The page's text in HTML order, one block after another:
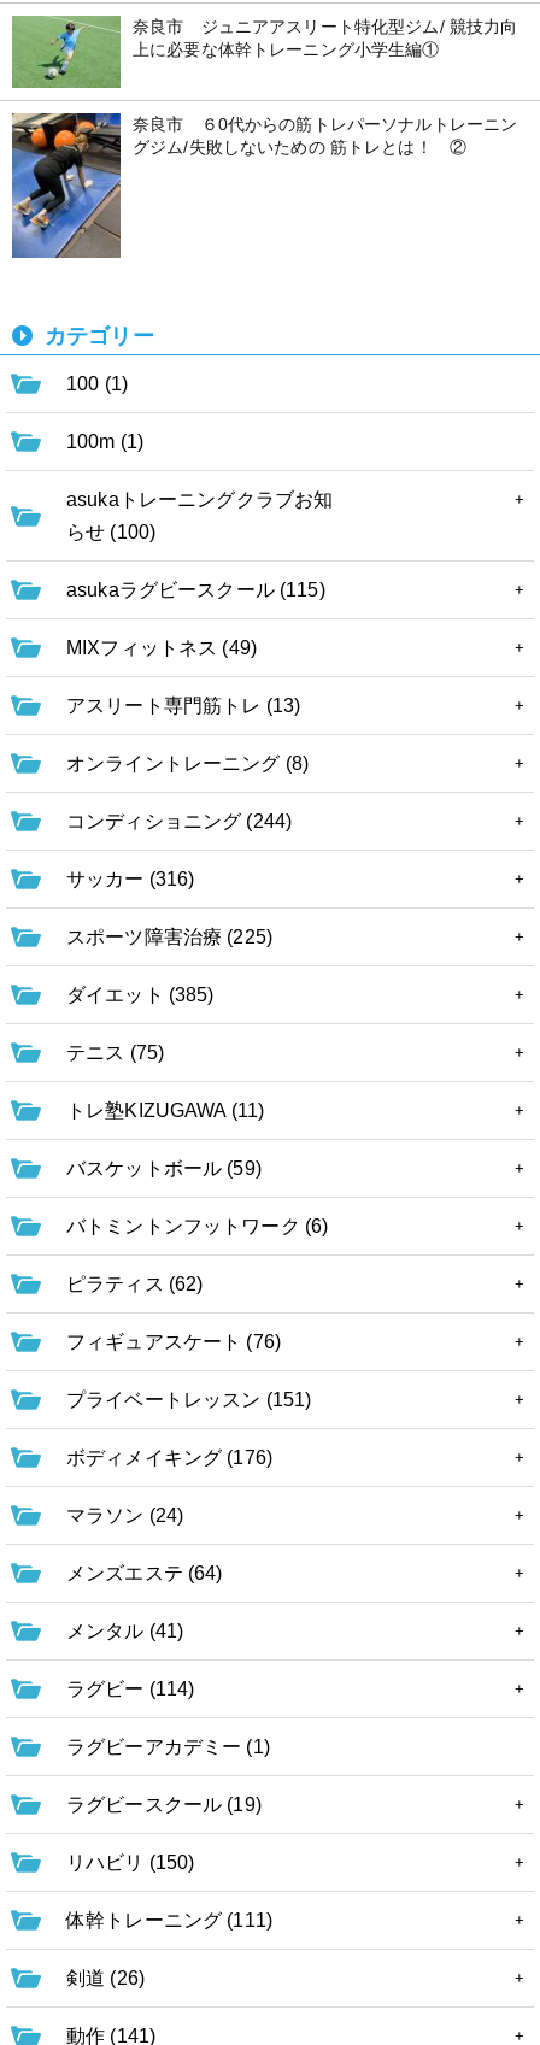
奈良市 ジュニアアスリート特化型ジム/ 競技力向
上に必要な体幹トレーニング小学生編①
奈良市 ６0代からの筋トレパーソナルトレーニン
グジム/失敗しないための 筋トレとは！ ②
カテゴリー
100 (1)
100m (1)
asukaトレーニングクラブお知
らせ (100)
asukaラグビースクール (115)
MIXフィットネス (49)
アスリート専門筋トレ (13)
オンライントレーニング (8)
コンディショニング (244)
サッカー (316)
スポーツ障害治療 (225)
ダイエット (385)
テニス (75)
トレ塾KIZUGAWA (11)
バスケットボール (59)
バトミントンフットワーク (6)
ピラティス (62)
フィギュアスケート (76)
プライベートレッスン (151)
ボディメイキング (176)
マラソン (24)
メンズエステ (64)
メンタル (41)
ラグビー (114)
ラグビーアカデミー (1)
ラグビースクール (19)
リハビリ (150)
体幹トレーニング (111)
剣道 (26)
動作 (141)